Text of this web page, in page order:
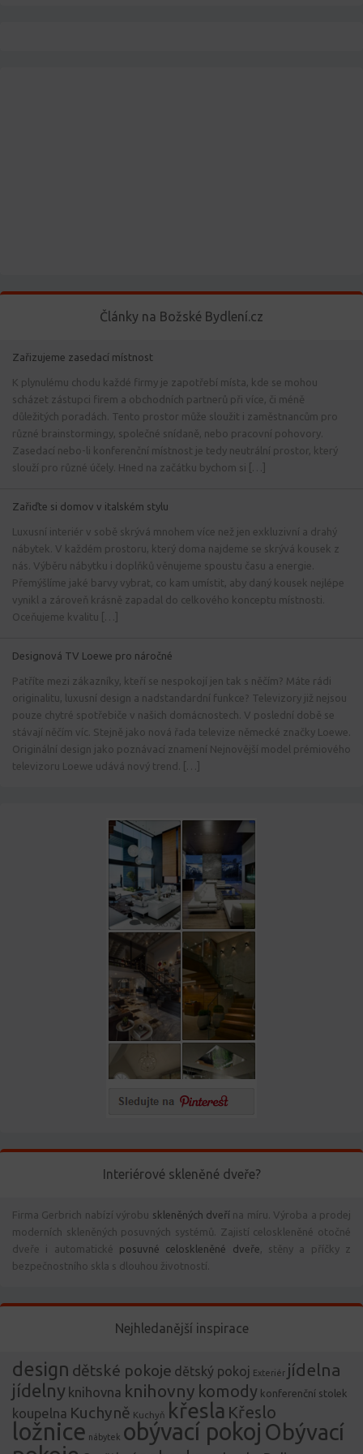
Články na Božské Bydlení.cz
Zařizujeme zasedací místnost
K plynulému chodu každé firmy je zapotřebí místa, kde se mohou
scházet zástupci firem a obchodních partnerů při více, či méně
důležitých poradách. Tento prostor může sloužit i zaměstnancům pro
různé brainstormingy, společné snídaně, nebo pracovní pohovory.
Zasedací nebo-li konferenční místnost je tedy neutrální prostor, který
slouží pro různé účely. Hned na začátku bychom si […]
Zařiďte si domov v italském stylu
Luxusní interiér v sobě skrývá mnohem více než jen exkluzivní a drahý
nábytek. V každém prostoru, který doma najdeme se skrývá kousek z
nás. Výběru nábytku i doplňků věnujeme spoustu času a energie.
Přemýšlíme jaké barvy vybrat, co kam umístit, aby daný kousek nejlépe
vynikl a zároveň krásně zapadal do celkového konceptu místnosti.
Oceňujeme kvalitu […]
Designová TV Loewe pro náročné
Patříte mezi zákazníky, kteří se nespokojí jen tak s něčím? Máte rádi
originalitu, luxusní design a nadstandardní funkce? Televizory již nejsou
pouze chytré spotřebiče v našich domácnostech. V poslední době se
stávají něčím víc. Stejně jako nová řada televize německé značky Loewe.
Originální design jako poznávací znamení Nejnovější model prémiového
televizoru Loewe udává nový trend. […]
Interiérové skleněné dveře?
Firma Gerbrich nabízí výrobu skleněných dveří na míru. Výroba a prodej
moderních skleněných posuvných systémů. Zajistí celoskleněné otočné
dveře i automatické posuvné celoskleněné dveře, stěny a příčky z
bezpečnostního skla s dlouhou životností.
Nejhledanější inspirace
design dětské pokoje dětský pokoj Exteriér jídelna
jídelny knihovna knihovny komody konferenční stolek
koupelna Kuchyně Kuchyň křesla Křeslo
ložnice nábytek obývací pokoj Obývací